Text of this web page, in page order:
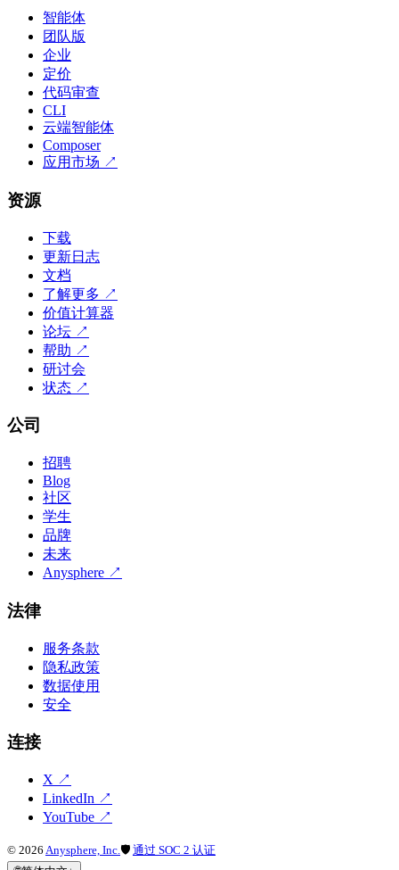
智能体
团队版
企业
定价
代码审查
CLI
云端智能体
Composer
应用市场 ↗
资源
下载
更新日志
文档
了解更多 ↗
价值计算器
论坛 ↗
帮助 ↗
研讨会
状态 ↗
公司
招聘
Blog
社区
学生
品牌
未来
Anysphere ↗
法律
服务条款
隐私政策
数据使用
安全
连接
X ↗
LinkedIn ↗
YouTube ↗
© 2026 Anysphere, Inc. 🛡 通过 SOC 2 认证